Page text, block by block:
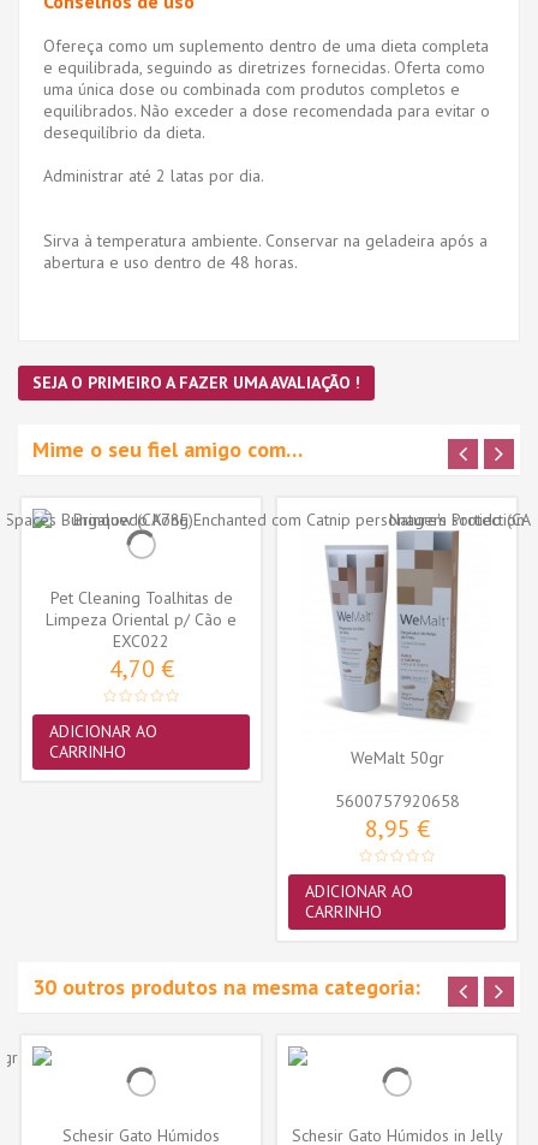
Ofereça como um suplemento dentro de uma dieta completa
e equilibrada, seguindo as diretrizes fornecidas. Oferta como
uma única dose ou combinada com produtos completos e
equilibrados. Não exceder a dose recomendada para evitar o
desequilíbrio da dieta.
Administrar até 2 latas por dia.
Sirva à temperatura ambiente. Conservar na geladeira após a
abertura e uso dentro de 48 horas.
SEJA O PRIMEIRO A FAZER UMA AVALIAÇÃO !
Mime o seu fiel amigo com…
Pet Cleaning Toalhitas de
Limpeza Oriental p/ Cão e
Gato...
EXC022
4,70 €
ADICIONAR AO
CARRINHO
WeMalt 50gr
5600757920658
8,95 €
ADICIONAR AO
CARRINHO
30 outros produtos na mesma categoria:
Schesir Gato Húmidos
Schesir Gato Húmidos in Jelly